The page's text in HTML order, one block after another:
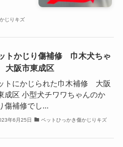
じりキズ
トかじり傷補修 巾木犬ちゃ
阪市東成区
トにかじられた巾木補修 大阪
成区 小型犬チワワちゃんのか
傷補修でし...
年6月25日 ペットひっかき傷かじりキズ